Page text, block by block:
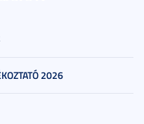
2026